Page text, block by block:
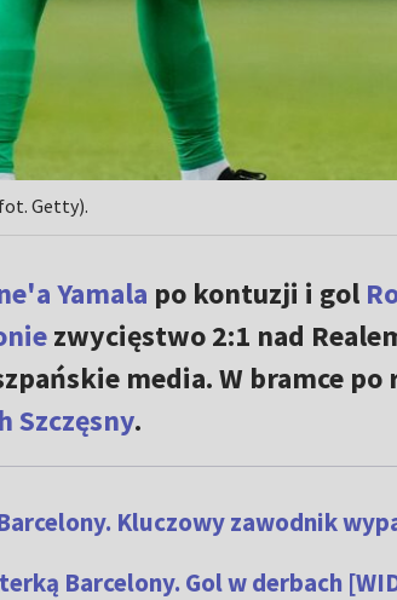
Getty).
Yamala po kontuzji i gol
zwycięstwo 2:1 nad
media. W bramce
Szczęsny.
Kluczowy zawodnik
Barcelony. Gol w derbach